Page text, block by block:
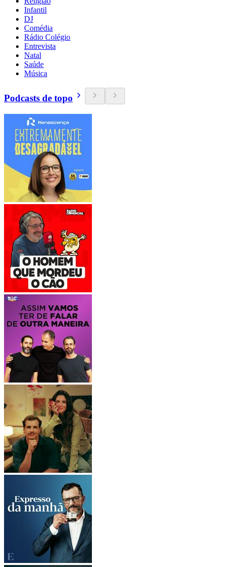
Infantil
DJ
Comédia
Rádio Colégio
Entrevista
Natal
Saúde
Música
Podcasts de topo